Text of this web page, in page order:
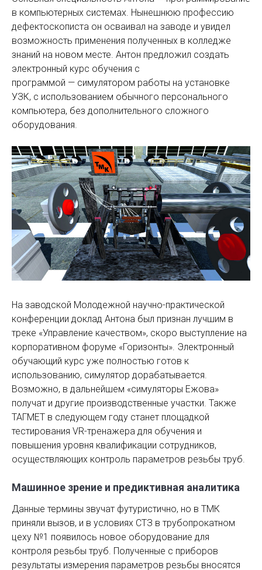
в компьютерных системах. Нынешнюю профессию
дефектоскописта он осваивал на заводе и увидел
возможность применения полученных в колледже
знаний на новом месте. Антон предложил создать
электронный курс обучения с
программой — симулятором работы на установке
УЗК, с использованием обычного персонального
компьютера, без дополнительного сложного
оборудования.
На заводской Молодежной научно-практической
конференции доклад Антона был признан лучшим в
треке «Управление качеством», скоро выступление на
корпоративном форуме «Горизонты». Электронный
обучающий курс уже полностью готов к
использованию, симулятор дорабатывается.
Возможно, в дальнейшем «симуляторы Ежова»
получат и другие производственные участки. Также
ТАГМЕТ в следующем году станет площадкой
тестирования VR-тренажера для обучения и
повышения уровня квалификации сотрудников,
осуществляющих контроль параметров резьбы труб.
Машинное зрение и предиктивная аналитика
Данные термины звучат футуристично, но в ТМК
приняли вызов, и в условиях СТЗ в трубопрокатном
цеху №1 появилось новое оборудование для
контроля резьбы труб. Полученные с приборов
результаты измерения параметров резьбы вносятся